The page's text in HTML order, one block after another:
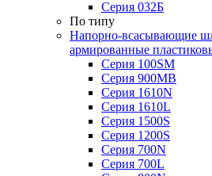
Серия 032Б
По типу
Напорно-всасывающие
армированные
Серия 100SM
Серия 900MB
Серия 1610N
Серия 1610L
Серия 1500S
Серия 1200S
Серия 700N
Серия 700L